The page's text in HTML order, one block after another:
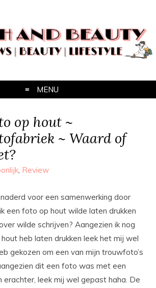
MENU
op hout ~
~ Waard of
, Review
voor een samenwerking door
een foto op hout wilde laten drukken
wilde schrijven? Aangezien ik nog
heb laten drukken leek het mij wel
gekozen om een van mijn trouwfoto’s
dit een foto was met een
erachter, leek mij wel gepast haha. De